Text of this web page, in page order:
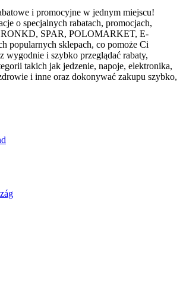
i promocyjne w jednym miejscu!
o specjalnych rabatach, promocjach,
SPAR, POLOMARKET, E-
popularnych sklepach, co pomoże Ci
wygodnie i szybko przeglądać rabaty,
takich jak jedzenie, napoje, elektronika,
i inne oraz dokonywać zakupu szybko,